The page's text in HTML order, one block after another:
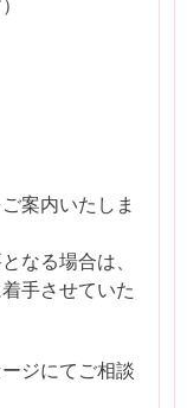
案内いたしま
なる場合は、
手させていた
ジにてご相談